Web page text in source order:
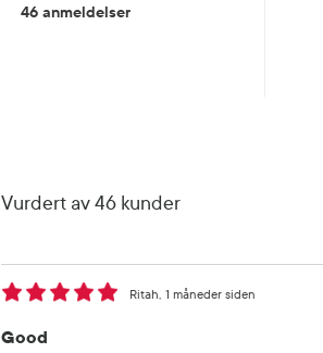
46 anmeldelser
Vurdert av 46 kunder
Good
1 måneder siden
Ritah